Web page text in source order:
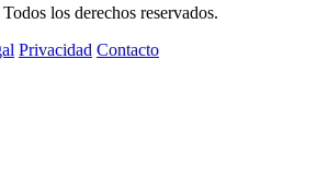
los derechos reservados.
Privacidad Contacto